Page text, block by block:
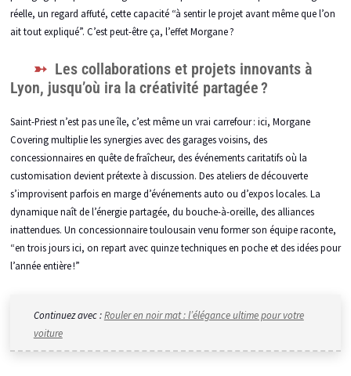
réelle, un regard affuté, cette capacité “à sentir le projet avant même que l’on
ait tout expliqué”. C’est peut-être ça, l’effet Morgane ?
Les collaborations et projets innovants à
Lyon, jusqu’où ira la créativité partagée ?
Saint-Priest n’est pas une île, c’est même un vrai carrefour : ici, Morgane
Covering multiplie les synergies avec des garages voisins, des
concessionnaires en quête de fraîcheur, des événements caritatifs où la
customisation devient prétexte à discussion. Des ateliers de découverte
s’improvisent parfois en marge d’événements auto ou d’expos locales. La
dynamique naît de l’énergie partagée, du bouche-à-oreille, des alliances
inattendues. Un concessionnaire toulousain venu former son équipe raconte,
“en trois jours ici, on repart avec quinze techniques en poche et des idées pour
l’année entière !”
Continuez avec :Rouler en noir mat : l’élégance ultime pour votre
voiture